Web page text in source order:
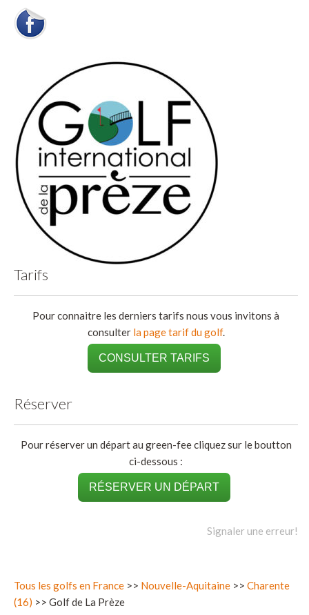
Tarifs
Pour connaitre les derniers tarifs nous vous invitons à
consulter la page tarif du golf.
CONSULTER TARIFS
Réserver
Pour réserver un départ au green-fee cliquez sur le boutton
ci-dessous :
RÉSERVER UN DÉPART
Signaler une erreur!
Tous les golfs en France >> Nouvelle-Aquitaine >> Charente
(16) >> Golf de La Prèze